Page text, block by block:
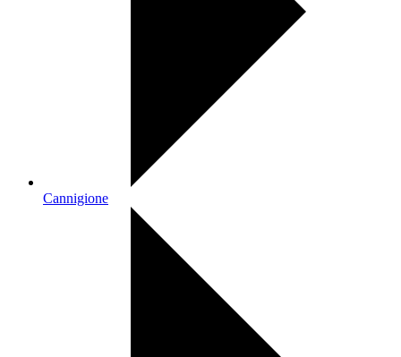
Cannigione